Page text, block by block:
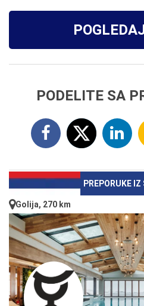
PODELITE SA
PREPORUKE
Golija, 270 km